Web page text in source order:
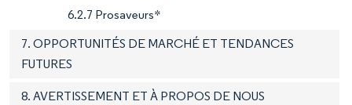
6.2.7 Prosaveurs*
7. OPPORTUNITÉS DE MARCHÉ ET TENDANCES
FUTURES
8. AVERTISSEMENT ET À PROPOS DE NOUS